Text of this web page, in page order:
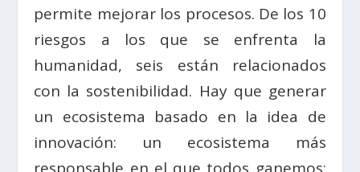
permite mejorar los procesos. De los 10
riesgos a los que se enfrenta la
humanidad, seis están relacionados
con la sostenibilidad. Hay que generar
un ecosistema basado en la idea de
innovación: un ecosistema más